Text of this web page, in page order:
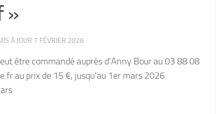
»
À JOUR 7 FÉVRIER 2026
être commandé auprès d’Anny Bour au 03 88 08
au prix de 15 €, jusqu’au 1er mars 2026.